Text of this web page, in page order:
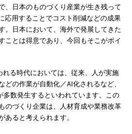
、日本のものづくり産業が生き残って
応用することでコスト削減などの成果
。日本において、海外で発展してきた
ことは得意であり、今回もそこがポイ
る時代においては、従来、人が実施
どの作業が自動化／AI化されるなど、
多数発生するといわれています。この
のづくり企業は、人材育成や業務改革
あると考えられます。